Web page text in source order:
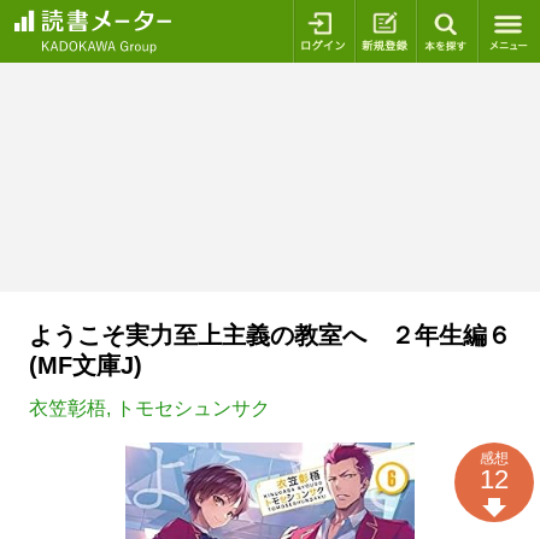
ログイン 新規登録
ようこそ実力至上主義の教室へ ２年生編６
(MF文庫J)
衣笠彰梧, トモセシュンサク
感想
12